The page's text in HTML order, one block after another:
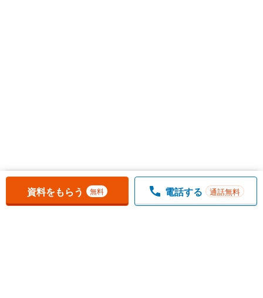
お気に入りに追加しました。 一覧を開く
資料をもらう 無料 電話する 通話無料